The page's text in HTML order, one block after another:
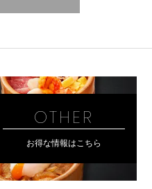
OTHER
お得な情報はこちら